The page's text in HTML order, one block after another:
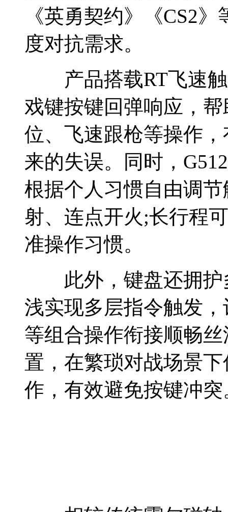
《英勇契约》《CS2
度对抗需求。
产品搭载RT飞速触
戏键按键回弹响应，
位、飞速跟枪等操作
来的失误。同时，
根据个人习惯自由调
射、连点开火;长行程
准操作习惯。
此外，键盘还拥护
浅实现多层指令触发
等组合操作衔接顺畅
置，在繁琐对战场景
作，有效避免按键冲突